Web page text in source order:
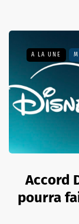
A LA UNE
Accord
pourra